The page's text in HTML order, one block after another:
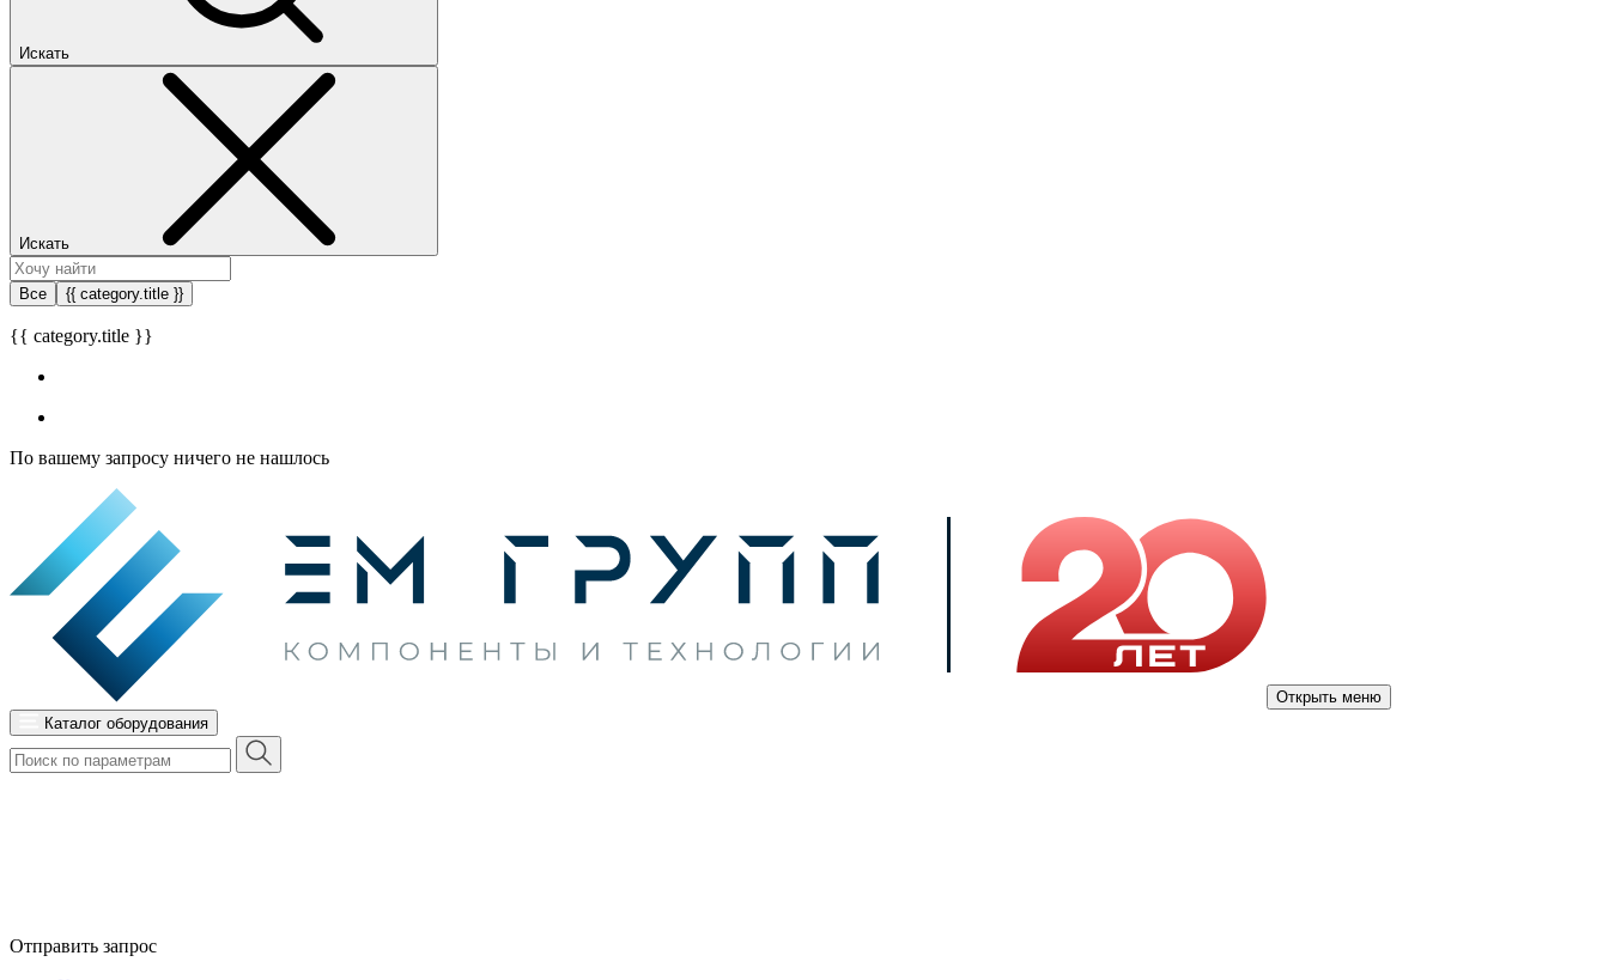
Искать
Искать
Все {{ category.title }}
{{ category.title }}
По вашему запросу ничего не нашлось
Открыть меню
Каталог оборудования
Отправить запрос